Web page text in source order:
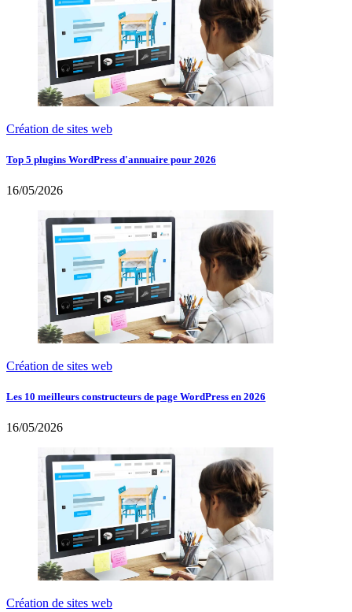
Création de sites web
Top 5 plugins WordPress d'annuaire pour 2026
16/05/2026
Création de sites web
Les 10 meilleurs constructeurs de page WordPress en 2026
16/05/2026
Création de sites web